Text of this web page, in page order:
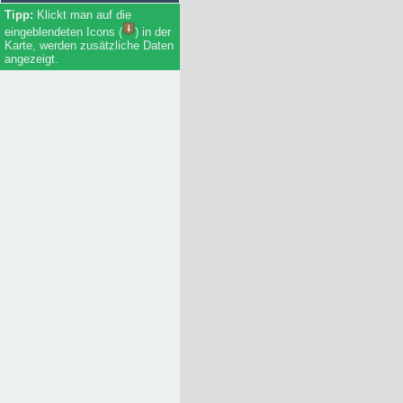
Klickt man auf die
eingeblendeten Icons (
) in der
Karte, werden zusätzliche Daten
angezeigt.